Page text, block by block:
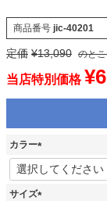
商品番号 jic-40201
定価 ¥13,090 のと
当店特別価格 ¥
カラー
(
必
須
サイズ